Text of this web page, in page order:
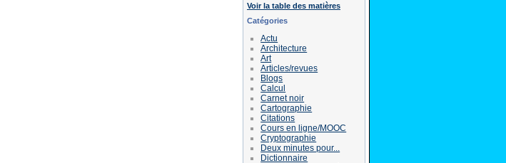
Voir la table des matières
Catégories
Actu
Architecture
Art
Articles/revues
Blogs
Calcul
Carnet noir
Cartographie
Citations
Cours en ligne/MOOC
Cryptographie
Deux minutes pour...
Dictionnaire